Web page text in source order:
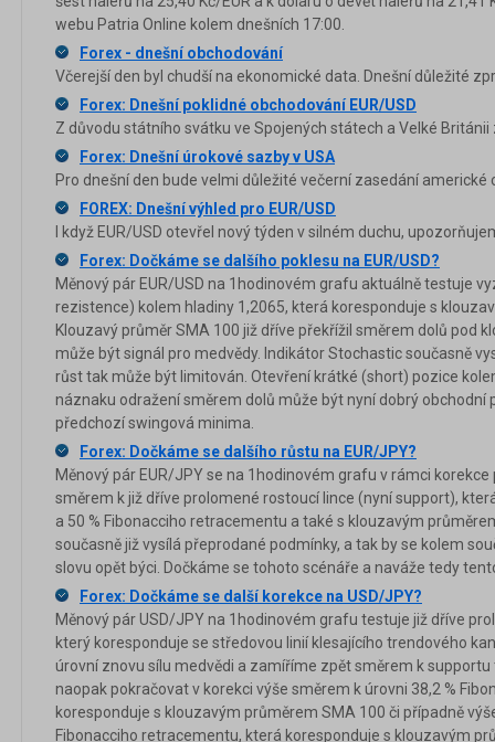
webu Patria Online kolem dnešních 17:00.
Forex - dnešní obchodování
Včerejší den byl chudší na ekonomické data. Dnešní důležité
Forex: Dnešní poklidné obchodování EUR/USD
Z důvodu státního svátku ve Spojených státech a Velké
Forex: Dnešní úrokové sazby v USA
Pro dnešní den bude velmi důležité večerní zasedání americké
FOREX: Dnešní výhled pro EUR/USD
I když EUR/USD otevřel nový týden v silném duchu,
Forex: Dočkáme se dalšího poklesu na EUR/USD?
Měnový pár EUR/USD na 1hodinovém grafu aktuálně testuje
rezistence) kolem hladiny 1,2065, která koresponduje s
Klouzavý průměr SMA 100 již dříve překřížil směrem dolů pod
může být signál pro medvědy. Indikátor Stochastic současně
růst tak může být limitován. Otevření krátké (short) pozice
náznaku odražení směrem dolů může být nyní dobrý obchodní
předchozí swingová minima.
Forex: Dočkáme se dalšího růstu na EUR/JPY?
Měnový pár EUR/JPY se na 1hodinovém grafu v rámci
směrem k již dříve prolomené rostoucí lince (nyní support),
a 50 % Fibonacciho retracementu a také s klouzavým
současně již vysílá přeprodané podmínky, a tak by se kolem
slovu opět býci. Dočkáme se tohoto scénáře a naváže tedy
Forex: Dočkáme se další korekce na USD/JPY?
Měnový pár USD/JPY na 1hodinovém grafu testuje již dříve
který koresponduje se středovou linií klesajícího trendového
úrovní znovu sílu medvědi a zamíříme zpět směrem k
naopak pokračovat v korekci výše směrem k úrovni 38,2 %
koresponduje s klouzavým průměrem SMA 100 či případně
Fibonacciho retracementu, která koresponduje s klouzavým